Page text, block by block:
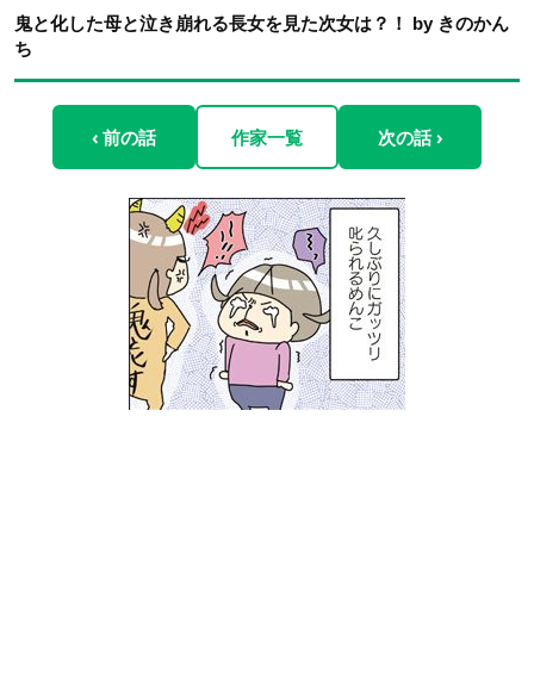
鬼と化した母と泣き崩れる長女を見た次女は？！ by きのかん
ち
‹ 前の話 作家一覧 次の話 ›